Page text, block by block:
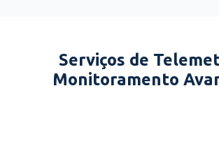
Serviços de
Monitoramento